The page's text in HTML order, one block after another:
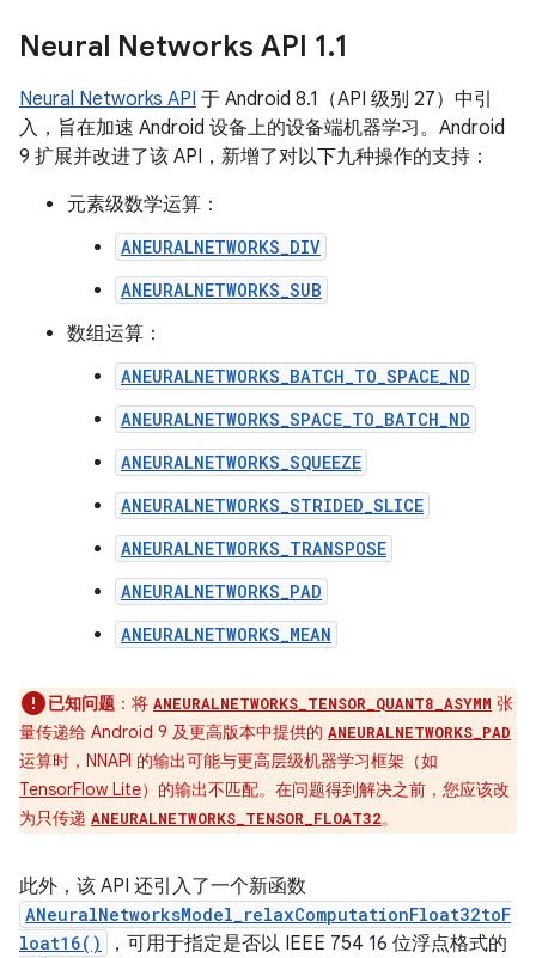
Neural Networks API 1.1
Neural Networks API 于 Android 8.1（API 级别 27）中引
入，旨在加速 Android 设备上的设备端机器学习。Android
9 扩展并改进了该 API，新增了对以下九种操作的支持：
元素级数学运算：
ANEURALNETWORKS_DIV
ANEURALNETWORKS_SUB
数组运算：
ANEURALNETWORKS_BATCH_TO_SPACE_ND
ANEURALNETWORKS_SPACE_TO_BATCH_ND
ANEURALNETWORKS_SQUEEZE
ANEURALNETWORKS_STRIDED_SLICE
ANEURALNETWORKS_TRANSPOSE
ANEURALNETWORKS_PAD
ANEURALNETWORKS_MEAN
已知问题 ：将 ANEURALNETWORKS_TENSOR_QUANT8_ASYMM 张
量传递给 Android 9 及更高版本中提供的 ANEURALNETWORKS_PAD
运算时，NNAPI 的输出可能与更高层级机器学习框架（如
TensorFlow Lite）的输出不匹配。在问题得到解决之前，您应该改
为只传递 ANEURALNETWORKS_TENSOR_FLOAT32。
此外，该 API 还引入了一个新函数
ANeuralNetworksModel_relaxComputationFloat32toF
loat16()
，可用于指定是否以 IEEE 754 16 位浮点格式的